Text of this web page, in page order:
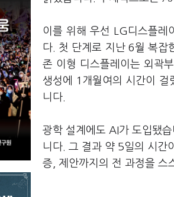
이를 위해 우선 LG디스플레
다. 첫 단계로 지난 6월 복잡
존 이형 디스플레이는 외곽
생성에 1개월여의 시간이 걸
니다.
광학 설계에도 AI가 도입됐
니다. 그 결과 약 5일의 시간
증, 제안까지의 전 과정을 스